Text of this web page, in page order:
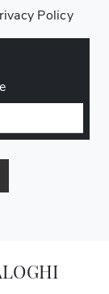
Policy